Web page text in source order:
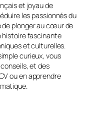
et joyau de
les passionnés du
de plonger au cœur de
histoire fascinante
et culturelles.
curieux, vous
et des
ou en apprendre